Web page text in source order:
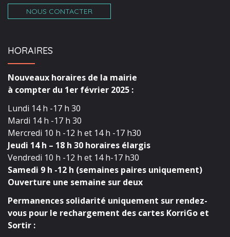
NOUS CONTACTER
HORAIRES
Nouveaux horaires de la mairie
à compter du 1er février 2025 :
Lundi 14 h -17 h 30
Mardi 14 h -17 h 30
Mercredi 10 h -12 h et 14 h -17 h30
Jeudi 14 h – 18 h 30 horaires élargis
Vendredi 10 h -12 h et 14 h-17 h30
Samedi 9 h -12 h (semaines paires uniquement)
Ouverture une semaine sur deux
Permanences solidarité uniquement sur rendez-
vous pour le rechargement des cartes KorriGo et
Sortir :